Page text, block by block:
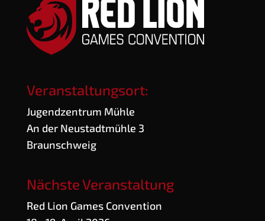
Veranstaltungsort:
Jugend­zen­trum Mühle
An der Neu­stadt­müh­le 3
Braunschweig
Nächste Veranstaltung
Red Lion Games Convention